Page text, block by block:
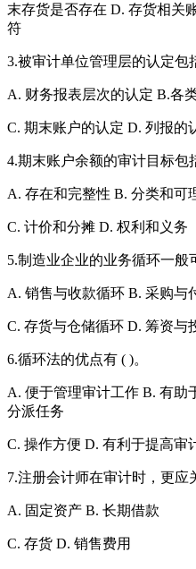
末存货是否存在 D. 存货相关
符
3.被审计单位管理层的认定包
A. 财务报表层次的认定 B.各
C. 期末账户的认定 D. 列报的
4.期末账户余额的审计目标包
A. 存在和完整性 B. 分类和可
C. 计价和分摊 D. 权利和义务
5.制造业企业的业务循环一般
A. 销售与收款循环 B. 采购与
C. 存货与仓储循环 D. 筹资与
6.循环法的优点有 ( )。
A. 便于管理审计工作 B. 有助
分派任务
C. 操作方便 D. 有利于提高审
7.注册会计师在审计时，更应
A. 固定资产 B. 长期借款
C. 存货 D. 销售费用